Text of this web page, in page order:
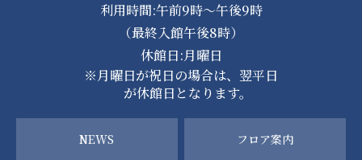
利用時間:午前9時～午後9時
（最終入館午後8時）
休館日:月曜日
※月曜日が祝日の場合は、翌平日
が休館日となります。
NEWS フロア案内